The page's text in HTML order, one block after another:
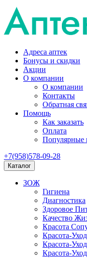
Адреса аптек
Бонусы и скидки
Акции
О компании
О компании
Контакты
Обратная
Помощь
Как заказать
Оплата
Популярные
+7(958)578-09-28
Каталог
ЗОЖ
Гигиена
Диагностика
Здоровое
Качество
Красота
Красота-
Красота-
Красота-